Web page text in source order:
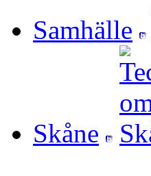
Samhälle
Skåne